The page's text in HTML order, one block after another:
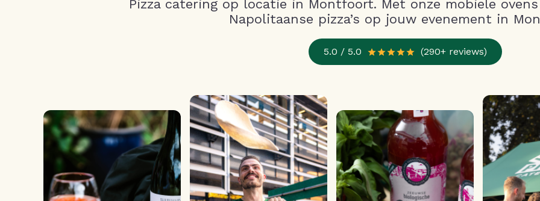
Pizza catering op locatie in Montfoort. Met onze mobiele
Napolitaanse pizza’s op jouw evenement in
5.0 / 5.0 (290+ reviews)